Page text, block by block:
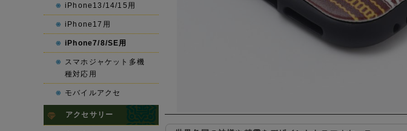
iPhone13/14/15用
iPhone17用
iPhone7/8/SE用
スマホジャケット多機
種対応用
モバイルアクセ
アクセサリー